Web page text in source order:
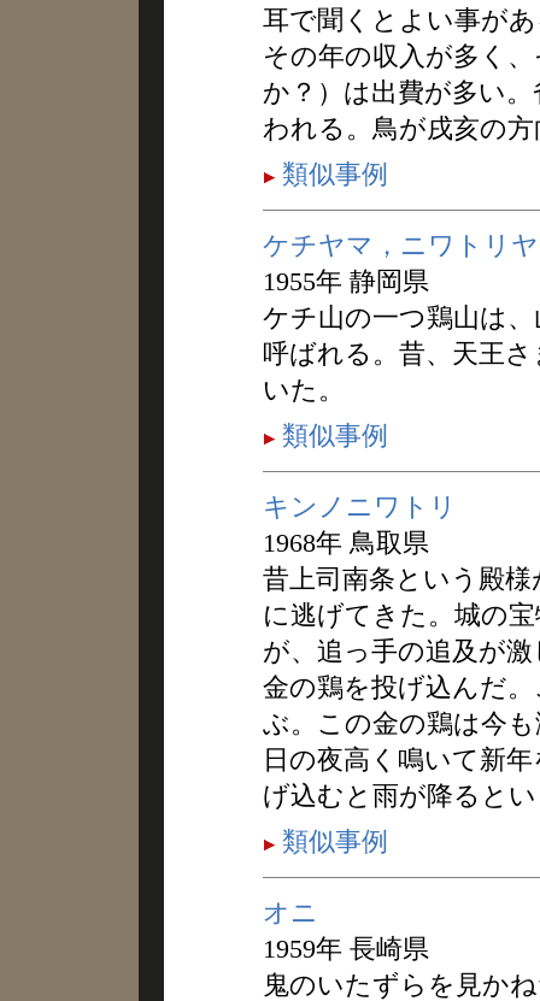
耳で聞くとよい事が
その年の収入が多く
か？）は出費が多い
われる。鳥が戌亥の
類似事例
ケチヤマ，ニワトリ
1955年 静岡県
ケチ山の一つ鶏山は
呼ばれる。昔、天王
いた。
類似事例
キンノニワトリ
1968年 鳥取県
昔上司南条という殿
に逃げてきた。城の
が、追っ手の追及が
金の鶏を投げ込んだ
ぶ。この金の鶏は今
日の夜高く鳴いて新
げ込むと雨が降ると
類似事例
オニ
1959年 長崎県
鬼のいたずらを見か